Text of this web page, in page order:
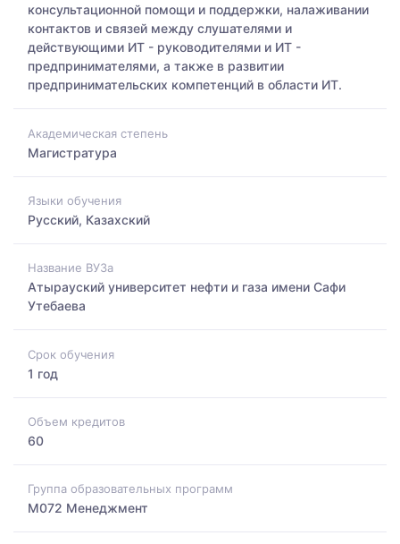
консультационной помощи и поддержки, налаживании
контактов и связей между слушателями и
действующими ИТ - руководителями и ИТ -
предпринимателями, а также в развитии
предпринимательских компетенций в области ИТ.
Академическая степень
Магистратура
Языки обучения
Русский, Казахский
Название ВУЗа
Атырауский университет нефти и газа имени Сафи
Утебаева
Срок обучения
1 год
Объем кредитов
60
Группа образовательных программ
M072 Менеджмент